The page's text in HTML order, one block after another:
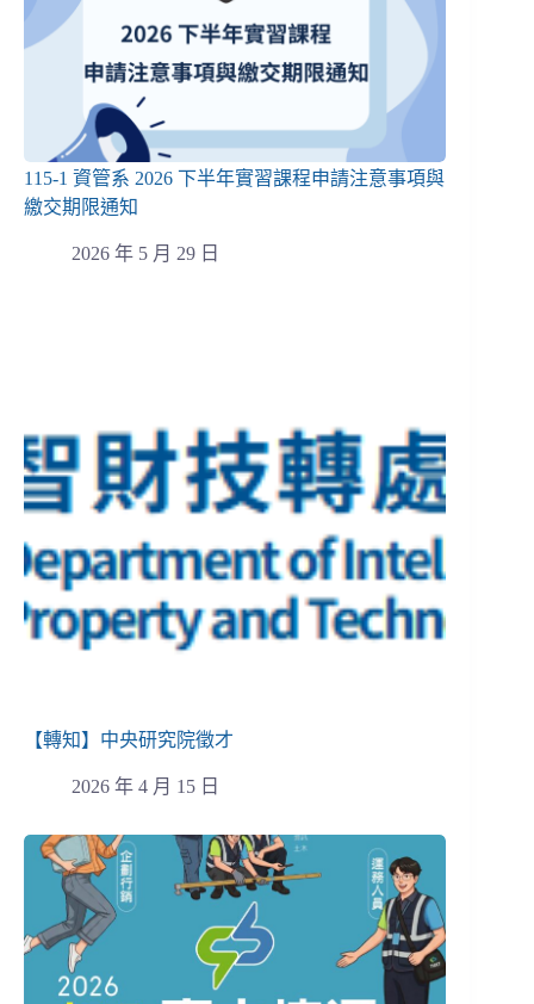
115-1 資管系 2026 下半年實習課程申請注意事項與
繳交期限通知
2026 年 5 月 29 日
【轉知】中央研究院徵才
2026 年 4 月 15 日